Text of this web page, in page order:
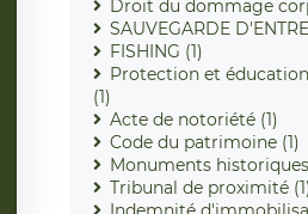
Droit du dommage
SAUVEGARDE
FISHING (1)
Protection et
(1)
Acte de notoriété (1)
Code du patrimoine (1)
Monuments historiques
Tribunal de proximité